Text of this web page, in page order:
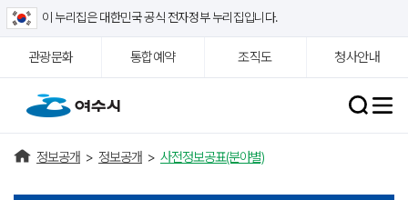
이 누리집은 대한민국 공식 전자정부 누리집입니다.
관광문화 통합예약 조직도 청사안내
정보공개 > 정보공개 > 사전정보공표(분야별)